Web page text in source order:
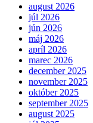
august 2026
júl 2026
jún 2026
máj 2026
apríl 2026
marec 2026
december 2025
november 2025
október 2025
september 2025
august 2025